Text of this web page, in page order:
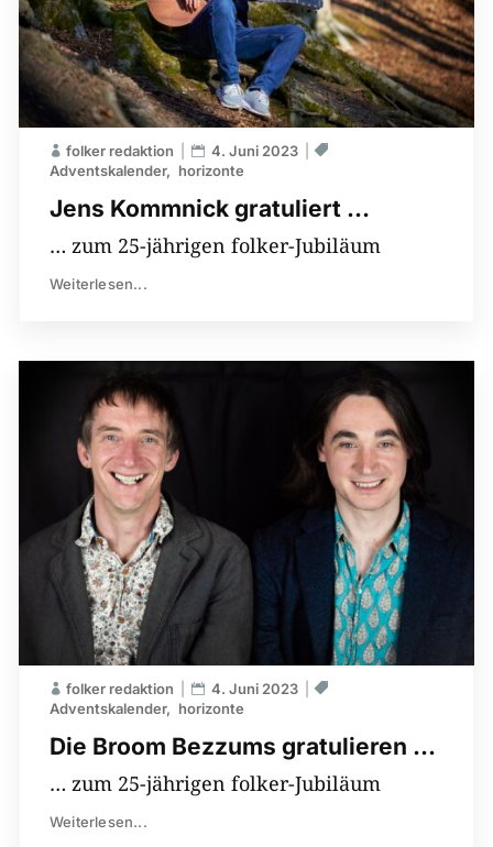
Jens Kommnick gratuliert …
folker redaktion
4. Juni 2023
Adventskalender
horizonte
… zum 25-jährigen folker-Jubiläum
Weiterlesen...
Die Broom Bezzums gratulieren …
folker redaktion
4. Juni 2023
Adventskalender
horizonte
… zum 25-jährigen folker-Jubiläum
Weiterlesen...